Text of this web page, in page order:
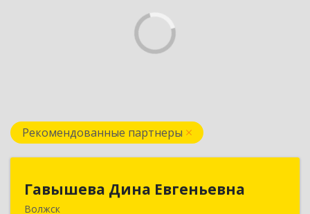
Рекомендованные партнеры
Гавышева Дина Евгеньевна
Волжск